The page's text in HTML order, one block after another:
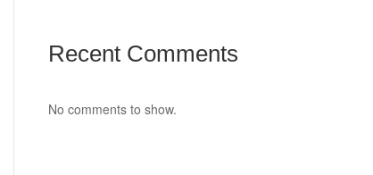
Recent Comments
No comments to show.